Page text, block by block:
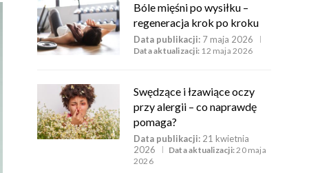
Bóle mięśni po wysiłku –
regeneracja krok po kroku
Data publikacji: 7 maja 2026
Data aktualizacji: 12 maja 2026
Swędzące i łzawiące oczy
przy alergii – co naprawdę
pomaga?
Data publikacji: 21 kwietnia
2026
Data aktualizacji:20 maja
2026